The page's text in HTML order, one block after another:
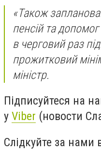
«Також
пенсій та
в черговий раз
прожитковий
міністр.
Підписуйтеся на
у Viber (новости
Слідкуйте за нами